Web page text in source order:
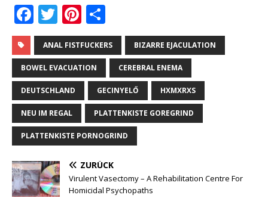
F
a
c
e
b
o
o
k
T
w
it
te
r
Pi
n
te
r
st
ei
le
n
ANAL FISTFUCKERS BIZARRE EJACULATION
BOWEL EVACUATION CEREBRAL ENEMA
DEUTSCHLAND GECINYELŐ HXMXRXS
NEU IM REGAL PLATTENKISTE GOREGRIND
PLATTENKISTE PORNOGRIND
ZURÜCK
Virulent Vasectomy ‎– A Rehabilitation Centre For
Homicidal Psychopaths